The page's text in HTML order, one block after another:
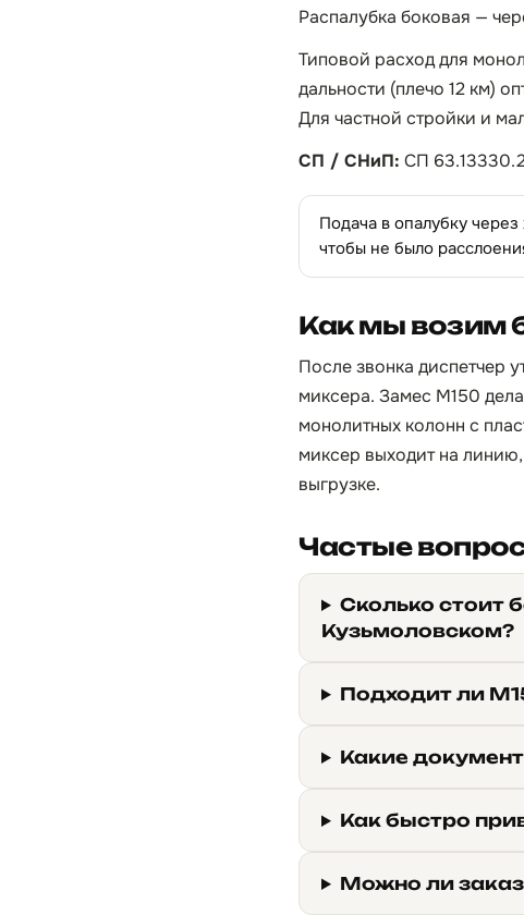
Распалубка боковая —
Типовой расход для
дальности (плечо 12 км)
Для частной стройки и
СП / СНиП: СП
Подача в опалубку
чтобы не было
Как мы возим
После звонка диспетчер
миксера. Замес М150
монолитных колонн с
миксер выходит на линию,
выгрузке.
Частые
Сколько стоит
Кузьмоловском?
Подходит ли
Какие
Как быстро
Можно ли